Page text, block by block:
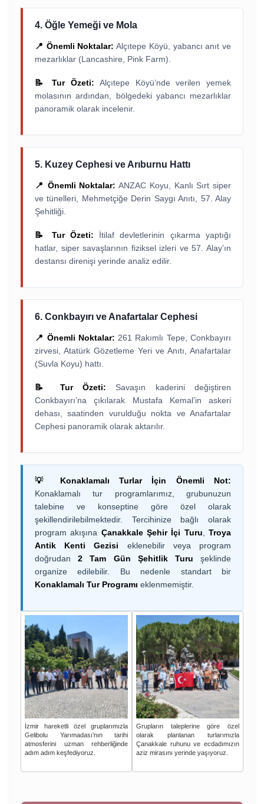
4. Öğle Yemeği ve Mola
📍 Önemli Noktalar: Alçıtepe Köyü, yabancı anıt ve
mezarlıklar (Lancashire, Pink Farm).
📝 Tur Özeti: Alçıtepe Köyü’nde verilen yemek
molasının ardından, bölgedeki yabancı mezarlıklar
panoramik olarak incelenir.
5. Kuzey Cephesi ve Arıburnu Hattı
📍 Önemli Noktalar: ANZAC Koyu, Kanlı Sırt siper
ve tünelleri, Mehmetçiğe Derin Saygı Anıtı, 57. Alay
Şehitliği.
📝 Tur Özeti: İtilaf devletlerinin çıkarma yaptığı
hatlar, siper savaşlarının fiziksel izleri ve 57. Alay’ın
destansı direnişi yerinde analiz edilir.
6. Conkbayırı ve Anafartalar Cephesi
📍 Önemli Noktalar: 261 Rakımlı Tepe, Conkbayırı
zirvesi, Atatürk Gözetleme Yeri ve Anıtı, Anafartalar
(Suvla Koyu) hattı.
📝 Tur Özeti: Savaşın kaderini değiştiren
Conkbayırı’na çıkılarak Mustafa Kemal’in askeri
dehası, saatinden vurulduğu nokta ve Anafartalar
Cephesi panoramik olarak aktarılır.
💡 Konaklamalı Turlar İçin Önemli Not:
Konaklamalı tur programlarımız, grubunuzun
talebine ve konseptine göre özel olarak
şekillendirilebilmektedir. Tercihinize bağlı olarak
program akışına Çanakkale Şehir İçi Turu ,Troya
Antik Kenti Gezisi eklenebilir veya program
doğrudan2 Tam Gün Şehitlik Turu şeklinde
organize edilebilir. Bu nedenle standart bir
Konaklamalı Tur Programı eklenmemiştir.
İzmir hareketli özel gruplarımızla
Gelibolu Yarımadası’nın tarihi
atmosferini uzman rehberliğinde
adım adım keşfediyoruz.
Grupların taleplerine göre özel
olarak planlanan turlarımızla
Çanakkale ruhunu ve ecdadımızın
aziz mirasını yerinde yaşıyoruz.